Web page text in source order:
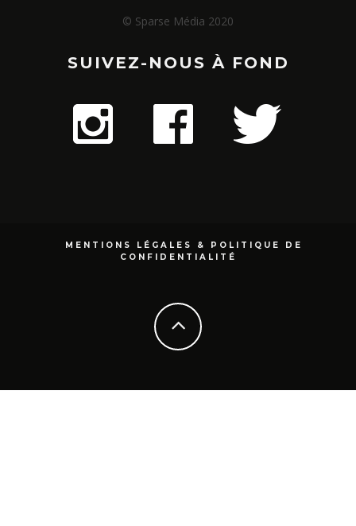
© Sparse Média 2020
SUIVEZ-NOUS À FOND
MENTIONS LÉGALES & POLITIQUE DE
CONFIDENTIALITÉ